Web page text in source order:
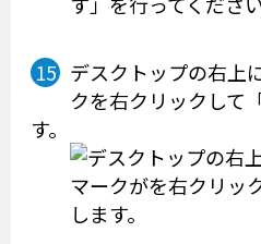
デスクトップの右上
クを右クリックして
す。